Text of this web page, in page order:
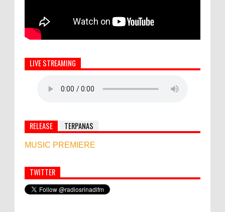
LIVE STREAMING
RELEASE TERPANAS
MUSIC PREMIERE
Simbol Persahabatan, RI Bangun Islamic Centre di
Afghanistan
TWITTER